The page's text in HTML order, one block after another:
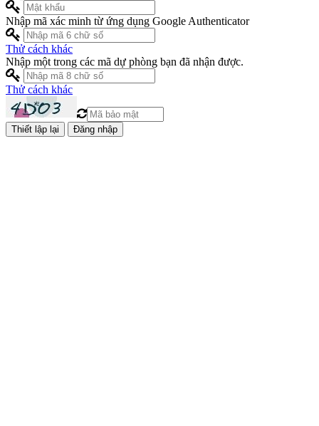
Nhập mã xác minh từ ứng dụng Google Authenticator
Thử cách khác
Nhập một trong các mã dự phòng bạn đã nhận được.
Thử cách khác
Đăng nhập